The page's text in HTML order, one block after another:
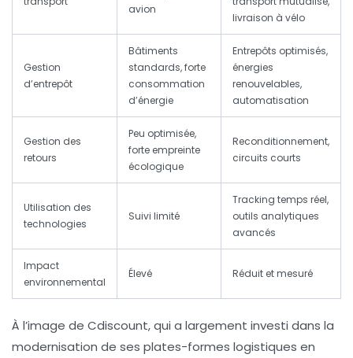
avion
livraison à vélo
Gestion
d’entrepôt
Bâtiments
standards, forte
consommation
d’énergie
Entrepôts optimisés,
énergies
renouvelables,
automatisation
Gestion des
retours
Peu optimisée,
forte empreinte
écologique
Reconditionnement,
circuits courts
Utilisation des
technologies
Suivi limité
Tracking temps réel,
outils analytiques
avancés
Impact
environnemental
Élevé Réduit et mesuré
À l’image de Cdiscount, qui a largement investi dans la
modernisation de ses plates-formes logistiques en